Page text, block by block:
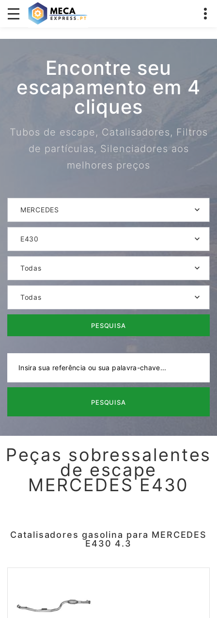
Encontre seu
escapamento em 4
cliques
Tubos de escape, Catalisadores, Filtros
de partículas, Silenciadores aos
melhores preços
MERCEDES
E430
Todas
Todas
PESQUISA
PESQUISA
Peças sobressalentes
de escape
MERCEDES E430
Catalisadores gasolina para MERCEDES
E430 4.3